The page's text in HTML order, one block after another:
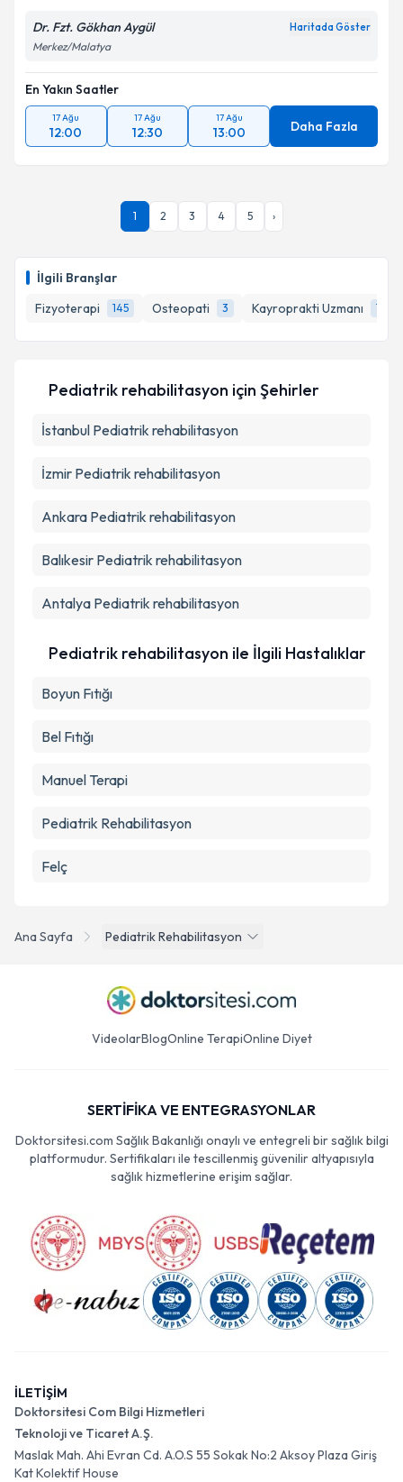
İlgili Branşlar
Fizyoterapi
145 Osteopati 3 Kayroprakti Uzmanı 1
Dr. Fzt. Gökhan Aygül Haritada Göster
Merkez/Malatya
En Yakın Saatler
17 Ağu
12:00
17 Ağu
12:30
17 Ağu
13:00 Daha Fazla
1 2 3 4 5 ›
Ana Sayfa Pediatrik Rehabilitasyon
Pediatrik rehabilitasyon için Şehirler
İstanbul Pediatrik rehabilitasyon
İzmir Pediatrik rehabilitasyon
Ankara Pediatrik rehabilitasyon
Balıkesir Pediatrik rehabilitasyon
Antalya Pediatrik rehabilitasyon
Pediatrik rehabilitasyon ile İlgili Hastalıklar
Boyun Fıtığı
Bel Fıtığı
Manuel Terapi
Pediatrik Rehabilitasyon
Felç
VideolarBlogOnline TerapiOnline Diyet
SERTİFİKA VE ENTEGRASYONLAR
Doktorsitesi.com Sağlık Bakanlığı onaylı ve entegreli bir sağlık bilgi
platformudur. Sertifikaları ile tescillenmiş güvenilir altyapısıyla
sağlık hizmetlerine erişim sağlar.
İLETİŞİM
Doktorsitesi Com Bilgi Hizmetleri
Teknoloji ve Ticaret A.Ş.
Maslak Mah. Ahi Evran Cd. A.O.S 55 Sokak No:2 Aksoy Plaza Giriş
Kat Kolektif House